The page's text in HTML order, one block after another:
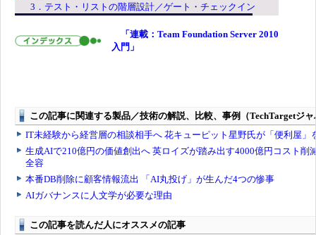
3．テスト・リストの階層設計／ゲート・チェックイン
「連載：Team Foundation Server 2010
入門」